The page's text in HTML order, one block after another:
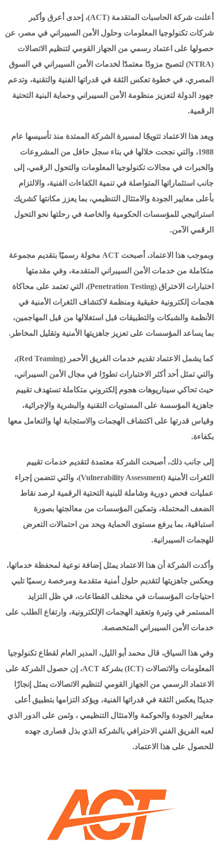
أعلنت شركة الحاسبات المتقدمة (ACT)، إحدى أعرق وأكبر
شركات تكنولوجيا المعلومات وحلول الأمن السيبراني في مصر، عن
حصولها على اعتماد رسمي من الجهاز القومي لتنظيم الاتصالات
(NTRA) لتصبح مزودًا معتمدًا لخدمات الأمن السيبراني في السوق
المصري، في خطوة تعكس الثقة في قدراتها الفنية والتقنية، وتدعم
جهود الدولة لتعزيز منظومة الأمن السيبراني وحماية البنية التحتية
الرقمية.
ويعد هذا الاعتماد تتويجًا لمسيرة الشركة الممتدة منذ تأسيسها عام
1988، والتي نجحت خلالها في بناء سجل حافل من المشروعات
والخبرات في مجالات تكنولوجيا المعلومات والتحول الرقمي، إلى
جانب استثماراتها المتواصلة في تنمية الكفاءات الفنية، والالتزام
بأعلى معايير الجودة والامتثال التنظيمي، بما يعزز مكانتها كشريك
استراتيجي للمؤسسات الحكومية والخاصة في رحلتها نحو التحول
الرقمي الآمن.
وبموجب هذا الاعتماد، أصبحت ACT مخولة رسميًا بتقديم مجموعة
متكاملة من خدمات الأمن السيبراني المتقدمة، وفي مقدمتها
اختبارات الاختراق (Penetration Testing)، التي تعتمد على محاكاة
هجمات إلكترونية حقيقية ومنظمة لاكتشاف الثغرات الأمنية في
الأنظمة والشبكات والتطبيقات قبل استغلالها من قبل المهاجمين،
بما يساعد المؤسسات على تعزيز جاهزيتها الأمنية وتقليل المخاطر.
كما يشمل الاعتماد تقديم خدمات الفريق الأحمر (Red Teaming)،
والتي تمثل أحد أكثر الاختبارات تطورًا في مجال الأمن السيبراني،
حيث تحاكي سيناريوهات هجوم إلكتروني متكاملة تستهدف تقييم
جاهزية المؤسسة على المستويات التقنية والبشرية والإجرائية،
وقياس قدرتها على اكتشاف الهجمات والاستجابة لها والتعامل معها
بكفاءة.
إلى جانب ذلك، أصبحت الشركة معتمدة لتقديم خدمات تقييم
الثغرات الأمنية (Vulnerability Assessment)، والتي تتضمن إجراء
عمليات فحص دورية وشاملة للبنية التحتية الرقمية لرصد نقاط
الضعف المحتملة، وتمكين المؤسسات من معالجتها بصورة
استباقية، بما يرفع مستوى الحماية ويحد من احتمالات التعرض
للهجمات السيبرانية.
وأكدت الشركة أن هذا الاعتماد يمثل إضافة نوعية لمحفظة خدماتها،
ويعكس جاهزيتها لتقديم حلول أمنية متقدمة ومرخصة رسميًا تلبي
احتياجات المؤسسات في مختلف القطاعات، في ظل التزايد
المستمر في وتيرة وتعقيد الهجمات الإلكترونية، وارتفاع الطلب على
خدمات الأمن السيبراني المتخصصة.
وفي هذا السياق، قال محمد أبو الليل، المدير العام لقطاع تكنولوجيا
المعلومات والاتصالات (ICT) بشركة ACT، إن حصول الشركة على
الاعتماد الرسمي من الجهاز القومي لتنظيم الاتصالات يمثل إنجازًا
جديدًا يعكس الثقة في قدراتها الفنية، ويؤكد التزامها بتطبيق أعلى
معايير الجودة والحوكمة والامتثال التنظيمي ، وثمن على الدور الذي
لعبه الفريق الفني الاحترافي بالشركة الذي بذل قصارى جهده
للحصول على هذا الاعتماد.